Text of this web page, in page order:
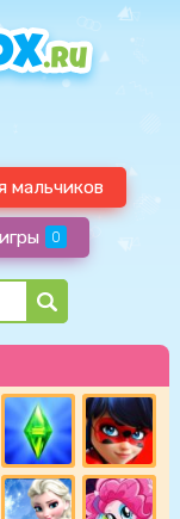
мальчиков
0